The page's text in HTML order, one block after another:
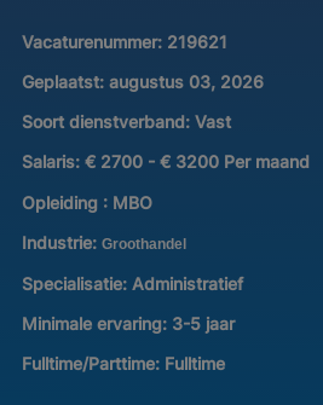
Vacaturenummer: 219621
Geplaatst: augustus 03, 2026
Soort dienstverband: Vast
Salaris: € 2700 - € 3200 Per maand
Opleiding : MBO
Industrie: Groothandel
Specialisatie: Administratief
Minimale ervaring: 3-5 jaar
Fulltime/Parttime: Fulltime